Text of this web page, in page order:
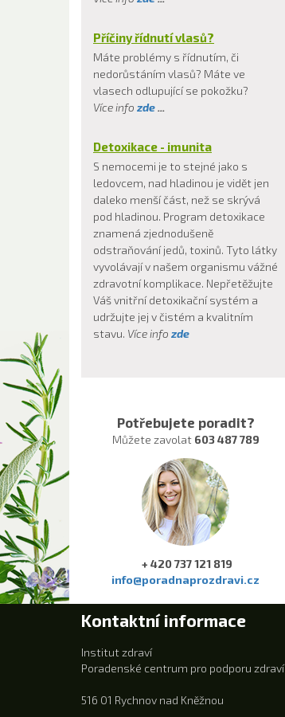
Příčiny řídnutí vlasů?
Máte problémy s řídnutím, či
nedorůstáním vlasů? Máte ve
vlasech odlupující se pokožku?
Více info zde...
Detoxikace - imunita
S nemocemi je to stejné jako s
ledovcem, nad hladinou je vidět jen
daleko menší část, než se skrývá
pod hladinou. Program detoxikace
znamená zjednodušeně
odstraňování jedů, toxinů. Tyto látky
vyvolávají v našem organismu vážné
zdravotní komplikace. Nepřetěžujte
Váš vnitřní detoxikační systém a
udržujte jej v čistém a kvalitním
stavu. Více info zde
Potřebujete poradit?
Můžete zavolat603 487 789
+ 420 737 121 819
info@poradnaprozdravi.cz
Kontaktní informace
Institut zdraví
Poradenské centrum pro podporu zdraví
516 01 Rychnov nad Kněžnou